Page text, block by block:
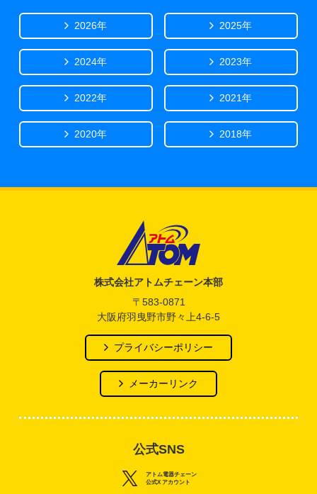
2026年 2025年
2024年 2023年
2022年 2021年
2020年 2018年
株式会社アトムチェーン本部
〒583-0871
大阪府羽曳野市野々上4-6-5
プライバシーポリシー
メーカーリンク
公式SNS
アトム電器チェーン
公式X アカウント